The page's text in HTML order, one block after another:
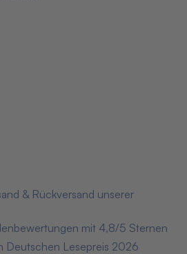
& Rückversand unserer
mit 4,8/5 Sternen
Deutschen Lesepreis 2026